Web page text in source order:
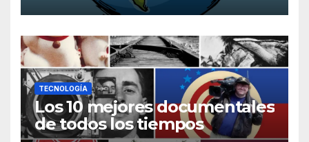
TECNOLOGÍA
Los 10 mejores documentales
de todos los tiempos